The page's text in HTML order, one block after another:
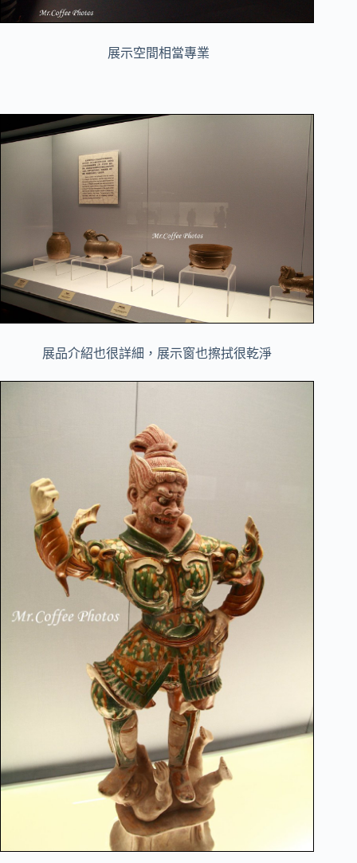
展示空間相當專業
展品介紹也很詳細，展示窗也擦拭很乾淨